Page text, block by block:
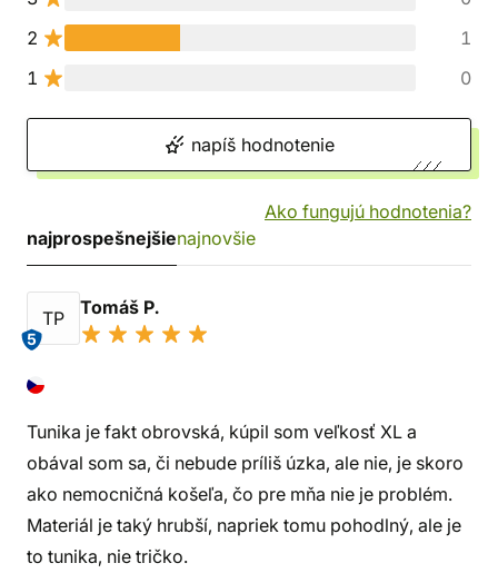
2
1
1
0
napíš hodnotenie
Ako fungujú hodnotenia?
najprospešnejšienajnovšie
TP
5
Tomáš P.
Tunika je fakt obrovská, kúpil som veľkosť XL a
obával som sa, či nebude príliš úzka, ale nie, je skoro
ako nemocničná košeľa, čo pre mňa nie je problém.
Materiál je taký hrubší, napriek tomu pohodlný, ale je
to tunika, nie tričko.